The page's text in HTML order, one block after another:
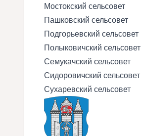
Мостокский сельсовет
Пашковский сельсовет
Подгорьевский сельсовет
Полыковичский сельсовет
Семукачский сельсовет
Сидоровичский сельсовет
Сухаревский сельсовет